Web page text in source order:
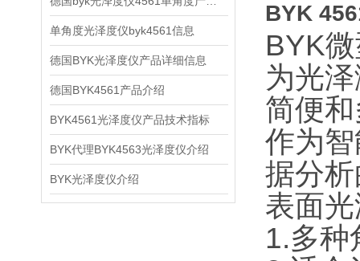
单角度光泽度仪byk4561信息
德国BYK光泽度仪产品详细信息
德国BYK4561产品介绍
BYK4561光泽度仪产品技术指标
BYK代理BYK4563光泽度仪介绍
BYK光泽度仪介绍
BYK
BYK
为光
简便
作为
据分
表面
1.多种